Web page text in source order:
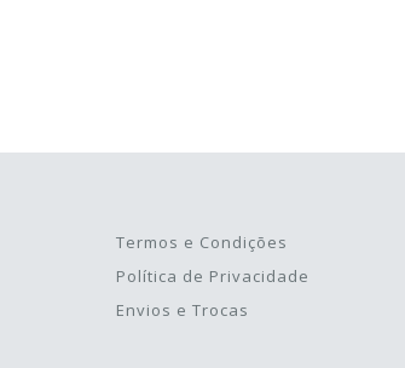
Termos e Condições
Política de Privacidade
Envios e Trocas